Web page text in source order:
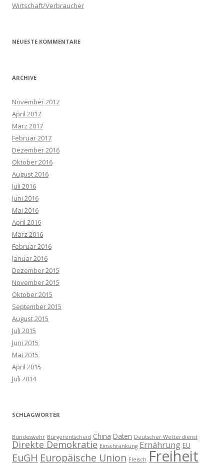
Wirtschaft/Verbraucher
NEUESTE KOMMENTARE
ARCHIVE
November 2017
April 2017
März 2017
Februar 2017
Dezember 2016
Oktober 2016
August 2016
Juli 2016
Juni 2016
Mai 2016
April 2016
März 2016
Februar 2016
Januar 2016
Dezember 2015
November 2015
Oktober 2015
September 2015
August 2015
Juli 2015
Juni 2015
Mai 2015
April 2015
Juli 2014
SCHLAGWÖRTER
Bundeswehr Bürgerentscheid China Daten Deutscher Wetterdienst
Direkte Demokratie Einschränkung Ernährung EU
EuGH Europäische Union Fleisch Freiheit